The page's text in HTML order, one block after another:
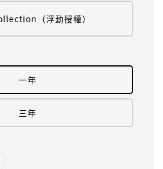
（浮動授權）
一年
三年